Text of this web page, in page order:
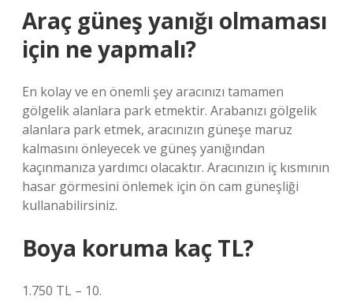
Araç güneş yanığı olmaması
için ne yapmalı?
En kolay ve en önemli şey aracınızı tamamen
gölgelik alanlara park etmektir. Arabanızı gölgelik
alanlara park etmek, aracınızın güneşe maruz
kalmasını önleyecek ve güneş yanığından
kaçınmanıza yardımcı olacaktır. Aracınızın iç kısmının
hasar görmesini önlemek için ön cam güneşliği
kullanabilirsiniz.
Boya koruma kaç TL?
1.750 TL – 10.